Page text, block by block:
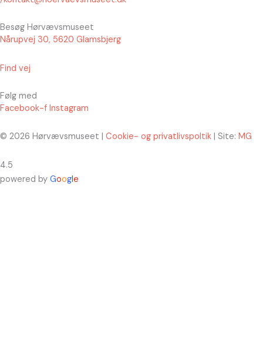
Besøg Hørvævsmuseet
Nårupvej 30, 5620 Glamsbjerg
Find vej
Følg med
Facebook-f Instagram
© 2026 Hørvævsmuseet | Cookie- og privatlivspoltik | Site: MG
4.5
powered by Google